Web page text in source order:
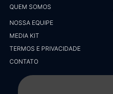
QUEM SOMOS
NOSSA EQUIPE
MEDIA KIT
TERMOS E PRIVACIDADE
CONTATO